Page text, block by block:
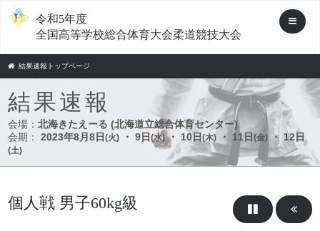
令和5年度
全国高等学校総合体育大会柔道競技大会
結果速報トップページ
結果速報
会場：北海きたえーる (北海道立総合体育センター)
会期：
2023年8月8日(火) ・ 9日(水)・ 10日(木) ・ 11日(金)・ 12日
(土)
個人戦 男子60kg級